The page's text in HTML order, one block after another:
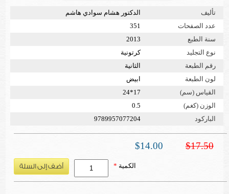
تأليف
الدكتور هشام سوادي هاشم
عدد الصفحات
351
سنة الطبع
2013
نوع التجليد
كرتونية
رقم الطبعة
الثانية
لون الطبعة
ابيض
القياس (سم)
17*24
الوزن (كغم)
0.5
الباركود
9789957077204
$17.50
$14.00
الكمية *